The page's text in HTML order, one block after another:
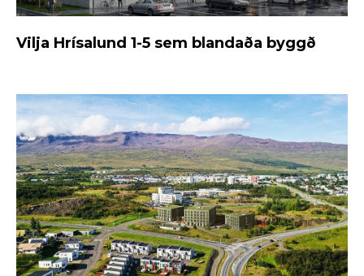
Vilja Hrísalund 1-5 sem blandaða byggð